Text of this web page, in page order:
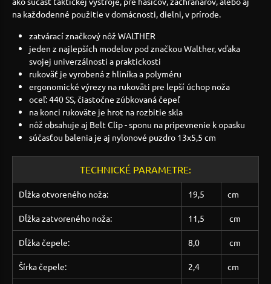
na každodenné použitie v domácnosti, dielni, v prírode.
zatvárací značkový nôž WALTHER
jeden z najlepších modelov pod značkou Walther, vďaka
svojej univerzálnosti a praktickosti
rukoväť je vyrobená z hliníka a polyméru
ergonomické výrezy na rukoväti pre lepší úchop noža
oceľ: 440 SS, čiastočne zúbkovaná čepeľ
na konci rukoväte je hrot na rozbitie skla
nôž obsahuje aj Belt Clip - sponu na pripevnenie k opasku
súčasťou balenia je aj nylonové puzdro 13x5,5 cm
TECHNICKÉ PARAMETRE:
Dĺžka otvoreného noža: 19,5 cm
Dĺžka zatvoreného noža: 11,5 cm
Dĺžka čepele: 8,0 cm
Šírka čepele: 2,4 cm